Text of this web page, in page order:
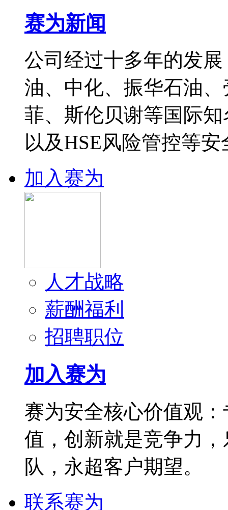
赛为新闻
公司经过十多年的发
油、中化、振华石油
菲、斯伦贝谢等国际
以及HSE风险管控等
加入赛为
人才战略
薪酬福利
招聘职位
加入赛为
赛为安全核心价值观
值，创新就是竞争力
队，永超客户期望。
联系赛为